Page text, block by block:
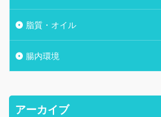
脂質・オイル
腸内環境
アーカイブ